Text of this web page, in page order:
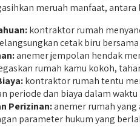
meruah manfaat, antara
kontraktor rumah
cetak biru
anemer jempolan hendak
rumah kamu kokoh,
kontraktor rumah tentu
periode dan biaya dalam waktu
Perizinan:anemer rumah
parameter hukum yang